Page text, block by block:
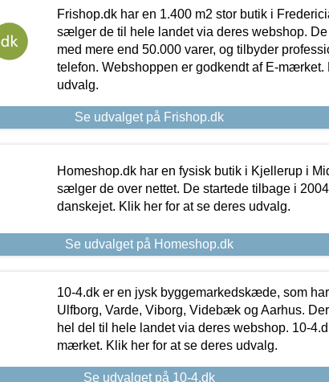
Frishop.dk har en 1.400 m2 stor butik i
sælger de til hele landet via deres webshop. De
med mere end 50.000 varer, og tilbyder
telefon. Webshoppen er godkendt af E-mærket.
udvalg.
Se udvalget på Frishop.dk
Homeshop.dk har en fysisk butik i Kjellerup i
sælger de over nettet. De startede tilbage i
danskejet. Klik her for at se deres udvalg.
Se udvalget på Homeshop.dk
10-4.dk er en jysk byggemarkedskæde, som
Ulfborg, Varde, Viborg, Videbæk og Aarhus.
hel del til hele landet via deres webshop. 10-
mærket. Klik her for at se deres udvalg.
Se udvalget på 10-4.dk